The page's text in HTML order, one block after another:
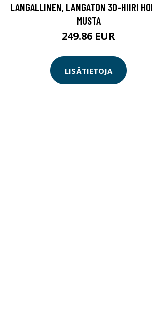
LANGALLINEN, LANGATON 3D-HIIRI
MUSTA
249.86 EUR
LISÄTIETOJA